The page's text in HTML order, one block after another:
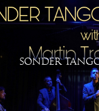
SONDER